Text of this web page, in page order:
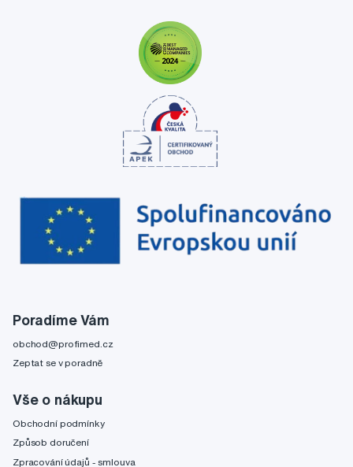
Poradíme Vám
obchod@profimed.cz
Zeptat se v poradně
Vše o nákupu
Obchodní podmínky
Způsob doručení
Zpracování údajů - smlouva